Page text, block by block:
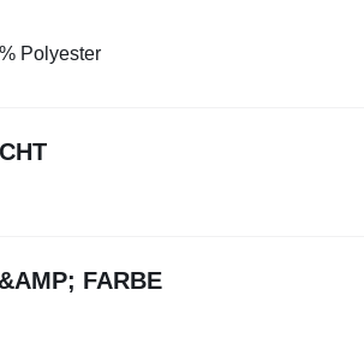
Polyester
FARBE